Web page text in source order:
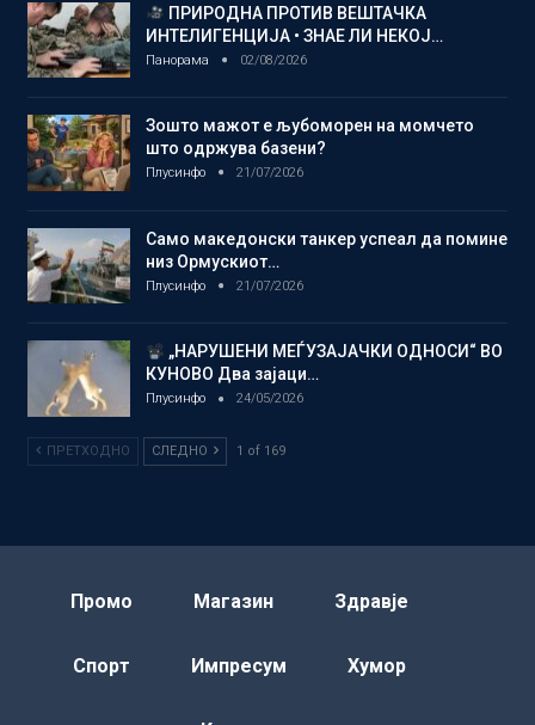
ПРИРОДНА ПРОТИВ ВЕШТАЧКА
ИНТЕЛИГЕНЦИЈА • ЗНАЕ ЛИ НЕКОЈ…
Панорама 02/08/2026
Зошто мажот е љубоморен на момчето
што одржува базени?
Плусинфо 21/07/2026
Само македонски танкер успеал да помине
низ Ормускиот…
Плусинфо 21/07/2026
„НАРУШЕНИ МЕЃУЗАЈАЧКИ ОДНОСИ“ ВО
КУНОВО Два зајаци…
Плусинфо 24/05/2026
ПРЕТХОДНО СЛЕДНО 1 of 169
Промо Магазин Здравје
Спорт Импресум Хумор